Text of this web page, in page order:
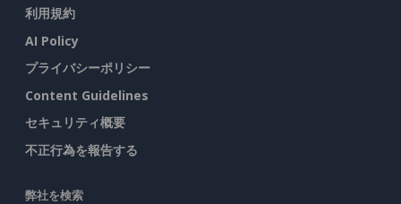
利用規約
AI Policy
プライバシーポリシー
Content Guidelines
セキュリティ概要
不正行為を報告する
弊社を検索